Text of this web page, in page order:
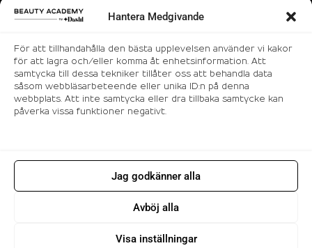
Hantera Medgivande
För att tillhandahålla den bästa upplevelsen använder vi kakor
för att lagra och/eller komma åt enhetsinformation. Att
samtycka till dessa tekniker tillåter oss att behandla data
såsom webbläsarbeteende eller unika ID:n på denna
webbplats. Att inte samtycka eller dra tillbaka samtycke kan
påverka vissa funktioner negativt.
Jag godkänner alla
Avböj alla
Visa inställningar
Följ oss
© 2026 Makeup utbildning i Stockholm |